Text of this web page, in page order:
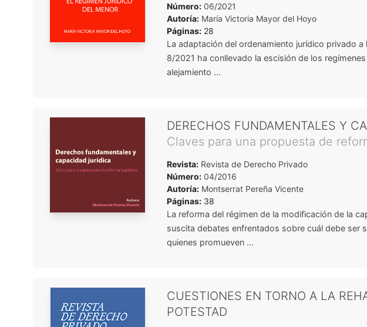
Número: 06/2021
Autoría: María Victoria Mayor del Hoyo
Páginas: 28
La adaptación del ordenamiento jurídico privado
8/2021 ha conllevado la escisión de los
alejamiento ...
DERECHOS FUNDAMENTALES Y
Claves para una propuesta de
Revista: Revista de Derecho Privado
Número: 04/2016
Autoría: Montserrat Pereña Vicente
Páginas: 38
La reforma del régimen de la modificación de la
suscita debates enfrentados sobre cuál debe ser
quienes promueven ...
CUESTIONES EN TORNO A LA
POTESTAD